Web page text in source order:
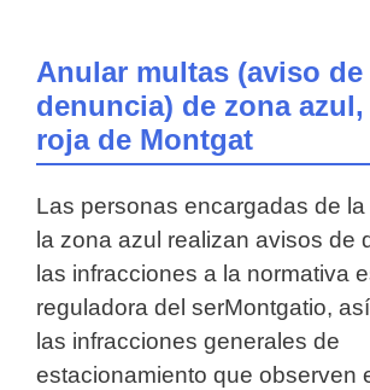
Anular multas (aviso de
denuncia) de zona
roja de Montgat
Las personas encargadas de
la zona azul realizan avisos de
las infracciones a la normativa
reguladora del serMontgatio,
las infracciones generales de
estacionamiento que observen